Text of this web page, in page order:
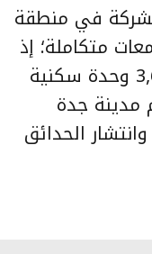
في منطقة
متكاملة؛ إذ
تمتد على مساحة تتجاوز 1.5 مليون متر مربع، وتضم أكثر من 3,600 وحدة سكنية
مدينة جدة
الحدائق